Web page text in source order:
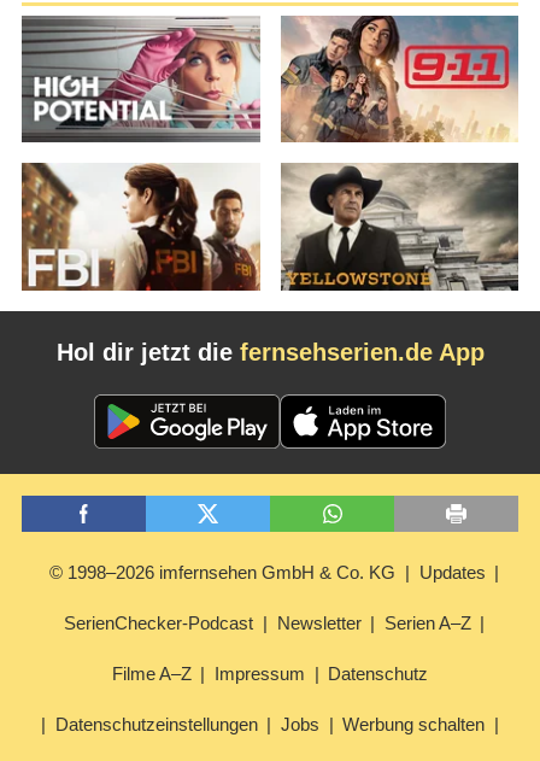
Hol dir jetzt die fernsehserien.de App
© 1998–2026 imfernsehen GmbH & Co. KG Updates
SerienChecker-Podcast Newsletter Serien A–Z
Filme A–Z Impressum Datenschutz
Datenschutzeinstellungen Jobs Werbung schalten